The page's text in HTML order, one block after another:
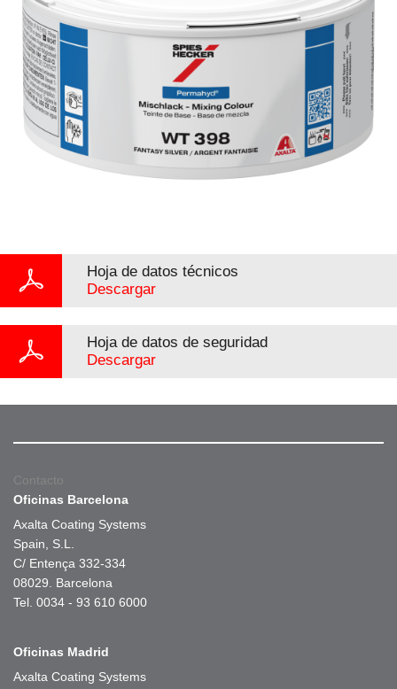
Hoja de datos técnicos
Descargar
Hoja de datos de seguridad
Descargar
Contacto
Oficinas Barcelona
Axalta Coating Systems
Spain, S.L.
C/ Entença 332-334
08029. Barcelona
Tel. 0034 - 93 610 6000
Oficinas Madrid
Axalta Coating Systems